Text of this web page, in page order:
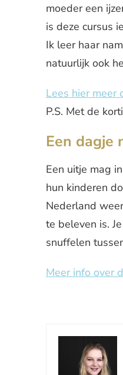
moeder een
is deze cursus
Ik leer haar
natuurlijk ook
Lees hier meer
P.S. Met de
Een dagje
Een uitje mag
hun kinderen
Nederland
te beleven is.
snuffelen
Meer info over